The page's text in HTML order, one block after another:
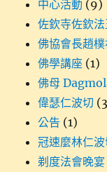
中心活動 (9)
佐欽寺佐欽法
佛協會長趙樸
佛學講座 (1)
佛母
偉瑟仁波切
公告 (1)
冠速麼林仁波
剃度法會晚宴